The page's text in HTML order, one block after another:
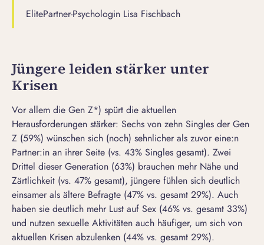
ElitePartner-Psychologin Lisa Fischbach
Jüngere leiden stärker unter
Krisen
Vor allem die Gen Z*) spürt die aktuellen
Herausforderungen stärker: Sechs von zehn Singles der Gen
Z (59%) wünschen sich (noch) sehnlicher als zuvor eine:n
Partner:in an ihrer Seite (vs. 43% Singles gesamt). Zwei
Drittel dieser Generation (63%) brauchen mehr Nähe und
Zärtlichkeit (vs. 47% gesamt), jüngere fühlen sich deutlich
einsamer als ältere Befragte (47% vs. gesamt 29%). Auch
haben sie deutlich mehr Lust auf Sex (46% vs. gesamt 33%)
und nutzen sexuelle Aktivitäten auch häufiger, um sich von
aktuellen Krisen abzulenken (44% vs. gesamt 29%).